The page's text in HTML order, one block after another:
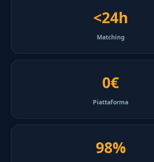
<24h
Matching
0€
Piattaforma
98%